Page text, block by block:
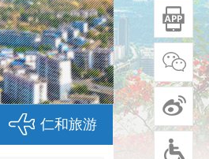
仁和旅游